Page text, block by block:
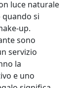
luce naturale
si
up.
sono
servizio
la
e uno